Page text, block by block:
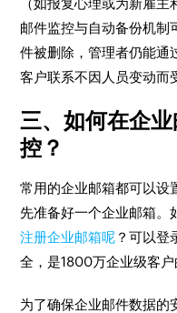
（如报复心理或为新雇
邮件监控与自动备份机制
件被删除，管理者仍能通
客户联系不因人员变动而
三、如何在企
控？
常用的企业邮箱都可以设
先准备好一个企业邮箱。
注册企业邮箱呢 ？可以登
全，是1800万企业级客户
为了确保企业邮件数据的